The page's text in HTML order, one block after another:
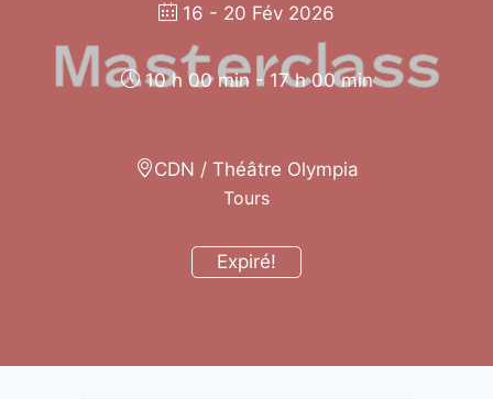
16 - 20 Fév 2026
Expiré!
10 h 00 min - 17 h 00 min
CDN / Théâtre Olympia
Tours